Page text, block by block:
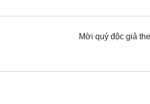
Mời quý độc giả